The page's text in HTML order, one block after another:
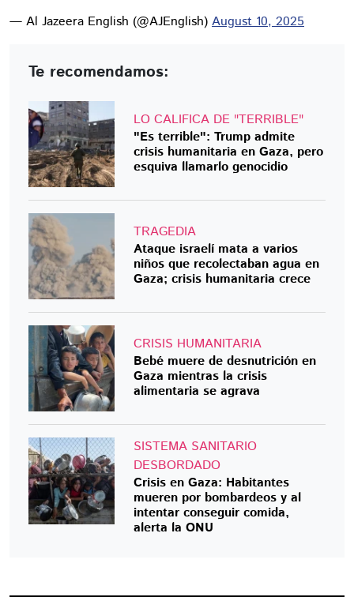
— Al Jazeera English (@AJEnglish) August 10, 2025
Te recomendamos:
LO CALIFICA DE "TERRIBLE"
"Es terrible": Trump admite
crisis humanitaria en Gaza, pero
esquiva llamarlo genocidio
TRAGEDIA
Ataque israelí mata a varios
niños que recolectaban agua en
Gaza; crisis humanitaria crece
CRISIS HUMANITARIA
Bebé muere de desnutrición en
Gaza mientras la crisis
alimentaria se agrava
SISTEMA SANITARIO
DESBORDADO
Crisis en Gaza: Habitantes
mueren por bombardeos y al
intentar conseguir comida,
alerta la ONU